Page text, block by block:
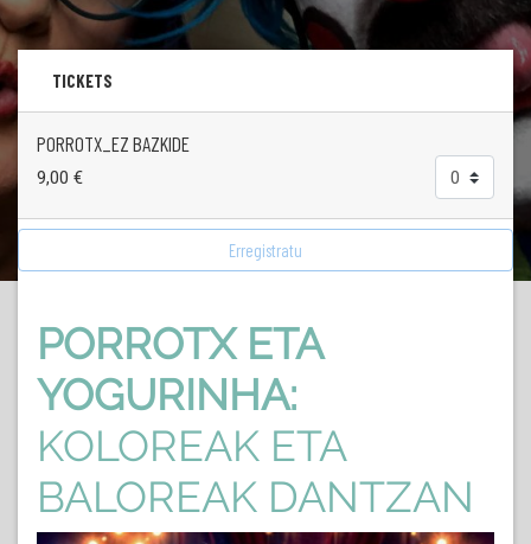
TICKETS
PORROTX_EZ BAZKIDE
9,00 €
Erregistratu
PORROTX ETA
YOGURINHA:
KOLOREAK ETA
BALOREAK DANTZAN